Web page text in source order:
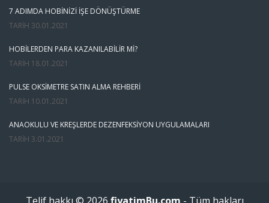
7 ADIMDA HOBINIZI İŞE DÖNÜŞTÜRME
TARIH 30.01.2021
HOBILERDEN PARA KAZANILABILIR MI?
TARIH 18.01.2021
PULSE OKSIMETRE SATIN ALMA REHBERI
TARIH 10.01.2021
ANAOKULU VE KREŞLERDE DEZENFEKSIYON UYGULAMALARI
TARIH 3.01.2021